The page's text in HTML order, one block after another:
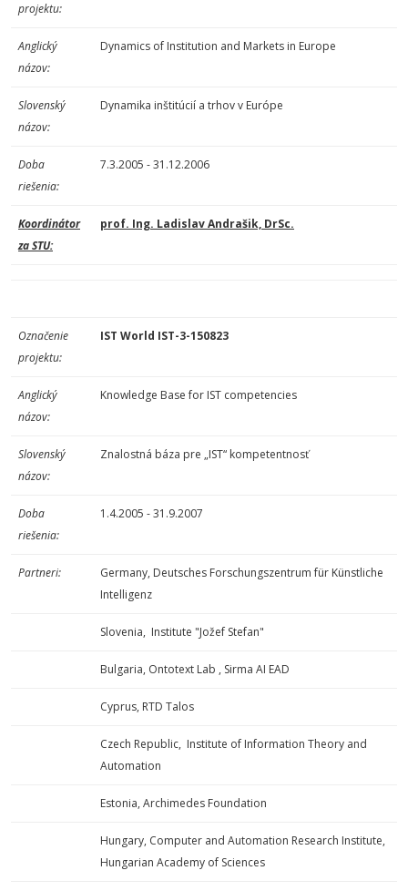
projektu:
Anglický
názov:
Dynamics of Institution and Markets in Europe
Slovenský
názov:
Dynamika inštitúcií a trhov v Európe
Doba
riešenia:
7.3.2005 - 31.12.2006
Koordinátor
za STU:
prof. Ing. Ladislav Andrašik, DrSc.
Označenie
projektu:
IST World IST-3-150823
Anglický
názov:
Knowledge Base for IST competencies
Slovenský
názov:
Znalostná báza pre „IST“ kompetentnosť
Doba
riešenia:
1.4.2005 - 31.9.2007
Partneri:
Germany, Deutsches Forschungszentrum für Künstliche
Intelligenz
Slovenia, Institute "Jožef Stefan"
Bulgaria, Ontotext Lab , Sirma AI EAD
Cyprus, RTD Talos
Czech Republic, Institute of Information Theory and
Automation
Estonia, Archimedes Foundation
Hungary, Computer and Automation Research Institute,
Hungarian Academy of Sciences